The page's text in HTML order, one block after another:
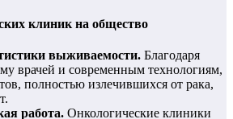
клиник на общество
выживаемости. Благодаря
врачей и современным технологиям,
полностью излечившихся от рака,
работа. Онкологические клиники